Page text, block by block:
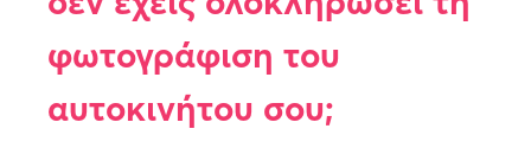
φωτογράφιση του
αυτοκινήτου σου;